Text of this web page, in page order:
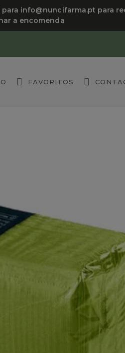
info@nuncifarma.pt para
a encomenda
FAVORITOS